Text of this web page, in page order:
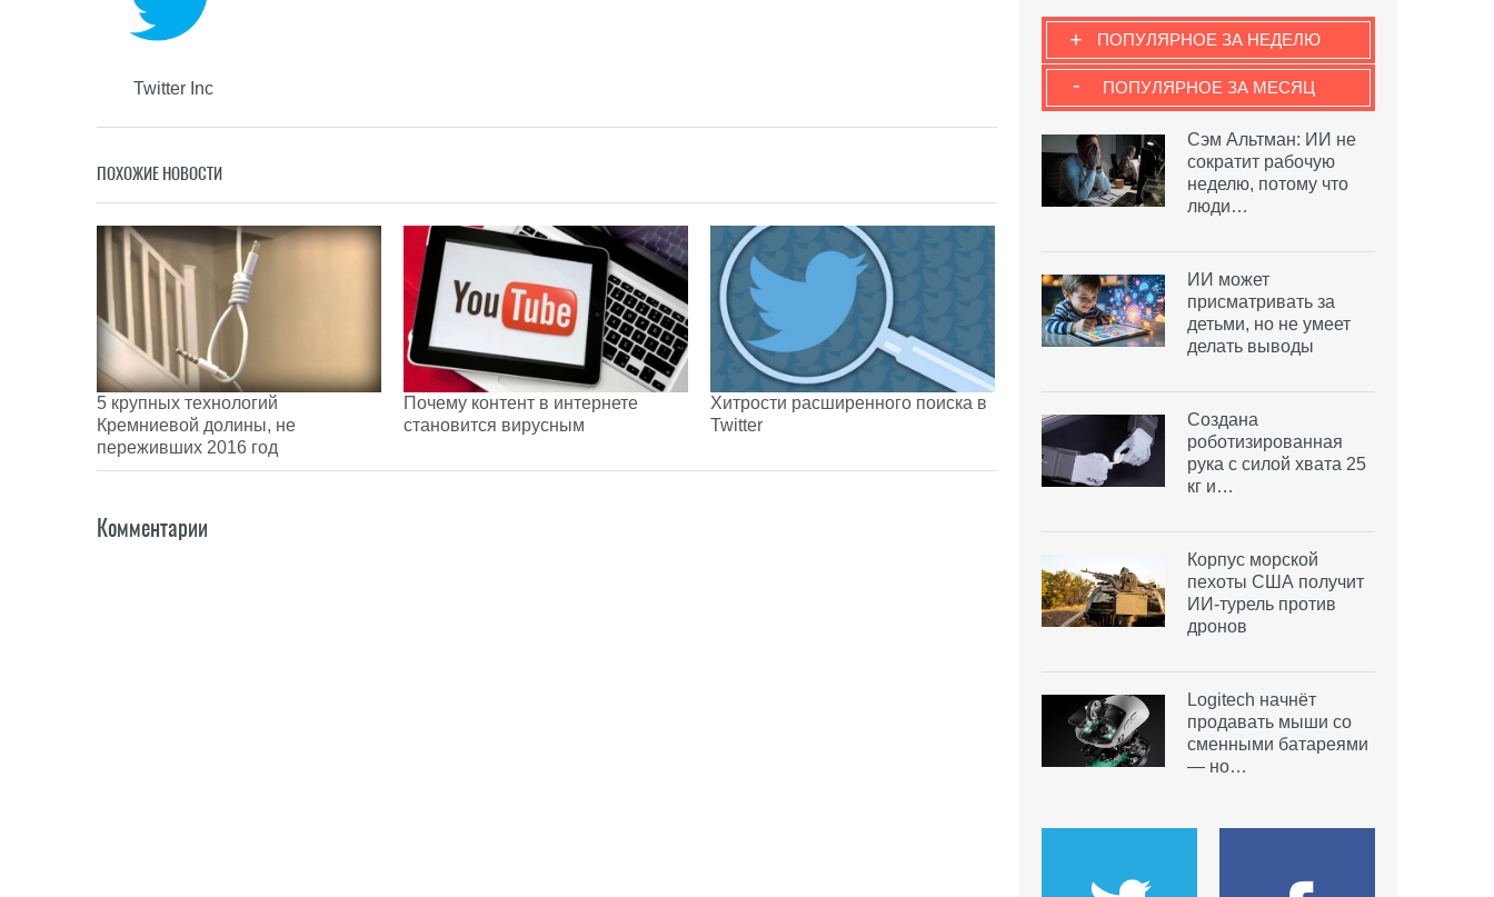
Twitter Inc
ПОХОЖИЕ НОВОСТИ
5 крупных технологий
Кремниевой долины, не
переживших 2016 год
Почему контент в интернете
становится вирусным
Хитрости расширенного поиска в
Twitter
Комментарии
ПОПУЛЯРНОЕ ЗА НЕДЕЛЮ
+
ПОПУЛЯРНОЕ ЗА МЕСЯЦ
-
Сэм Альтман: ИИ не
сократит рабочую
неделю, потому что
люди…
ИИ может
присматривать за
детьми, но не умеет
делать выводы
Создана
роботизированная
рука с силой хвата 25
кг и…
Корпус морской
пехоты США получит
ИИ-турель против
дронов
Logitech начнёт
продавать мыши со
сменными батареями
— но…